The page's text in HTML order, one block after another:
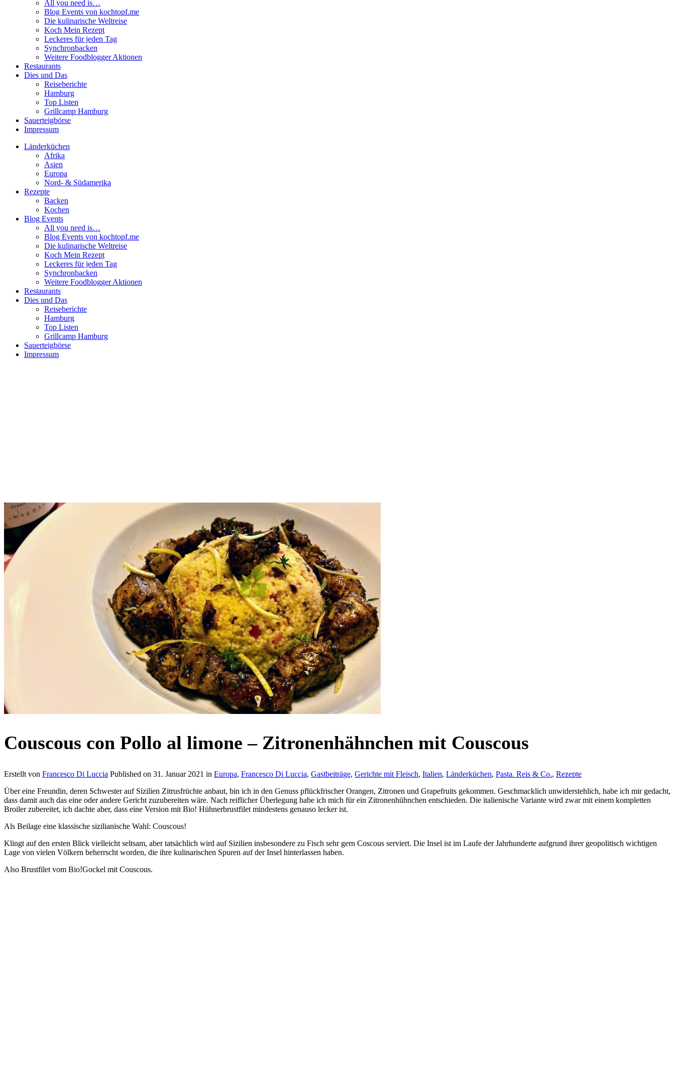
All you need is…
Blog Events von kochtopf.me
Die kulinarische Weltreise
Koch Mein Rezept
Leckeres für jeden Tag
Synchronbacken
Weitere Foodblogger Aktionen
Restaurants
Dies und Das
Reiseberichte
Hamburg
Top Listen
Grillcamp Hamburg
Sauerteigbörse
Impressum
Länderküchen
Afrika
Asien
Europa
Nord- & Südamerika
Rezepte
Backen
Kochen
Blog Events
All you need is…
Blog Events von kochtopf.me
Die kulinarische Weltreise
Koch Mein Rezept
Leckeres für jeden Tag
Synchronbacken
Weitere Foodblogger Aktionen
Restaurants
Dies und Das
Reiseberichte
Hamburg
Top Listen
Grillcamp Hamburg
Sauerteigbörse
Impressum
Couscous con Pollo al limone – Zitronenhähnchen mit Couscous
Erstellt von Francesco Di Luccia Published on 31. Januar 2021 in Europa, Francesco Di Luccia, Gastbeiträge, Gerichte mit Fleisch, Italien, Länderküchen, Pasta. Reis & Co., Rezepte
Über eine Freundin, deren Schwester auf Sizilien Zitrusfrüchte anbaut, bin ich in den Genuss pflückfrischer Orangen, Zitronen und Grapefruits gekommen. Geschmacklich unwiderstehlich, habe ich mir gedacht,
dass damit auch das eine oder andere Gericht zuzubereiten wäre. Nach reiflicher Überlegung habe ich mich für ein Zitronenhühnchen entschieden. Die italienische Variante wird zwar mit einem kompletten
Broiler zubereitet, ich dachte aber, dass eine Version mit Bio! Hühnerbrustfilet mindestens genauso lecker ist.
Als Beilage eine klassische sizilianische Wahl: Couscous!
Klingt auf den ersten Blick vielleicht seltsam, aber tatsächlich wird auf Sizilien insbesondere zu Fisch sehr gern Coscous serviert. Die Insel ist im Laufe der Jahrhunderte aufgrund ihrer geopolitisch wichtigen
Lage von vielen Völkern beherrscht worden, die ihre kulinarischen Spuren auf der Insel hinterlassen haben.
Also Brustfilet vom Bio!Gockel mit Couscous.